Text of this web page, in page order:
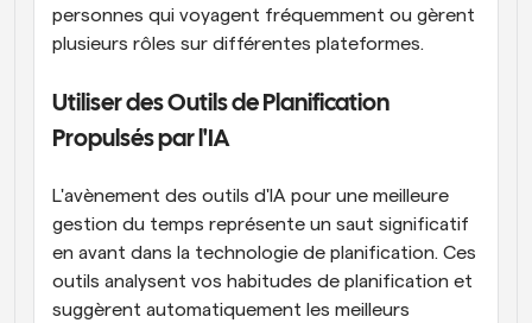
personnes qui voyagent fréquemment ou gèrent
plusieurs rôles sur différentes plateformes.
Utiliser des Outils de Planification
Propulsés par l'IA
L'avènement des outils d'IA pour une meilleure
gestion du temps représente un saut significatif
en avant dans la technologie de planification. Ces
outils analysent vos habitudes de planification et
suggèrent automatiquement les meilleurs